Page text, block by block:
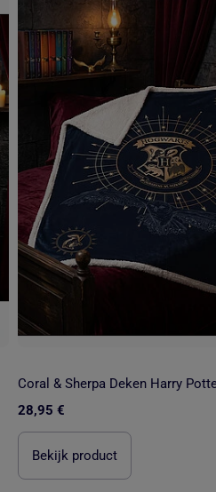
28,95 €
Bekijk product